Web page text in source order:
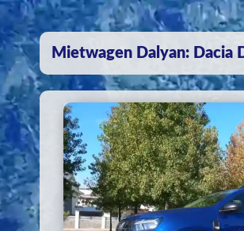
Mietwagen Dalyan: Dacia